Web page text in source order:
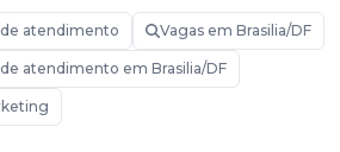
de atendimento Vagas em Brasilia/DF
atendimento em Brasilia/DF